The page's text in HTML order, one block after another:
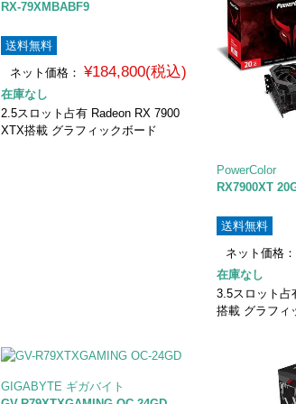
RX-79XMBABF9
送料無料
ネット価格： ¥184,800(税込)
在庫なし
2.5スロット占有 Radeon RX 7900
XTX搭載 グラフィックボード
PowerColor
RX7900XT
送料無料
ネット価格：
在庫なし
3.5スロット占
搭載 グラフィ
GIGABYTE ギガバイト